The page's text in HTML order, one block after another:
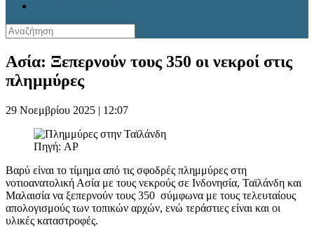
Ασία: Ξεπερνούν τους 350 οι νεκροί στις
πλημμύρες
29 Νοεμβρίου 2025 | 12:07
Πηγή: AP
Βαρύ είναι το τίμημα από τις σφοδρές πλημμύρες στη
νοτιοανατολική Ασία με τους νεκρούς σε Ινδονησία, Ταϊλάνδη και
Μαλαισία να ξεπερνούν τους 350 σύμφωνα με τους τελευταίους
απολογισμούς των τοπικών αρχών, ενώ τεράστιες είναι και οι
υλικές καταστροφές.